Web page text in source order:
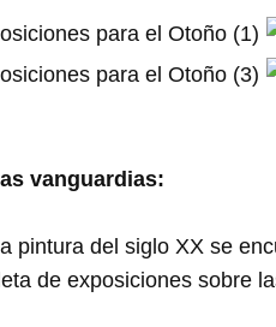
vanguardias:
pintura del siglo XX se
de exposiciones sobre